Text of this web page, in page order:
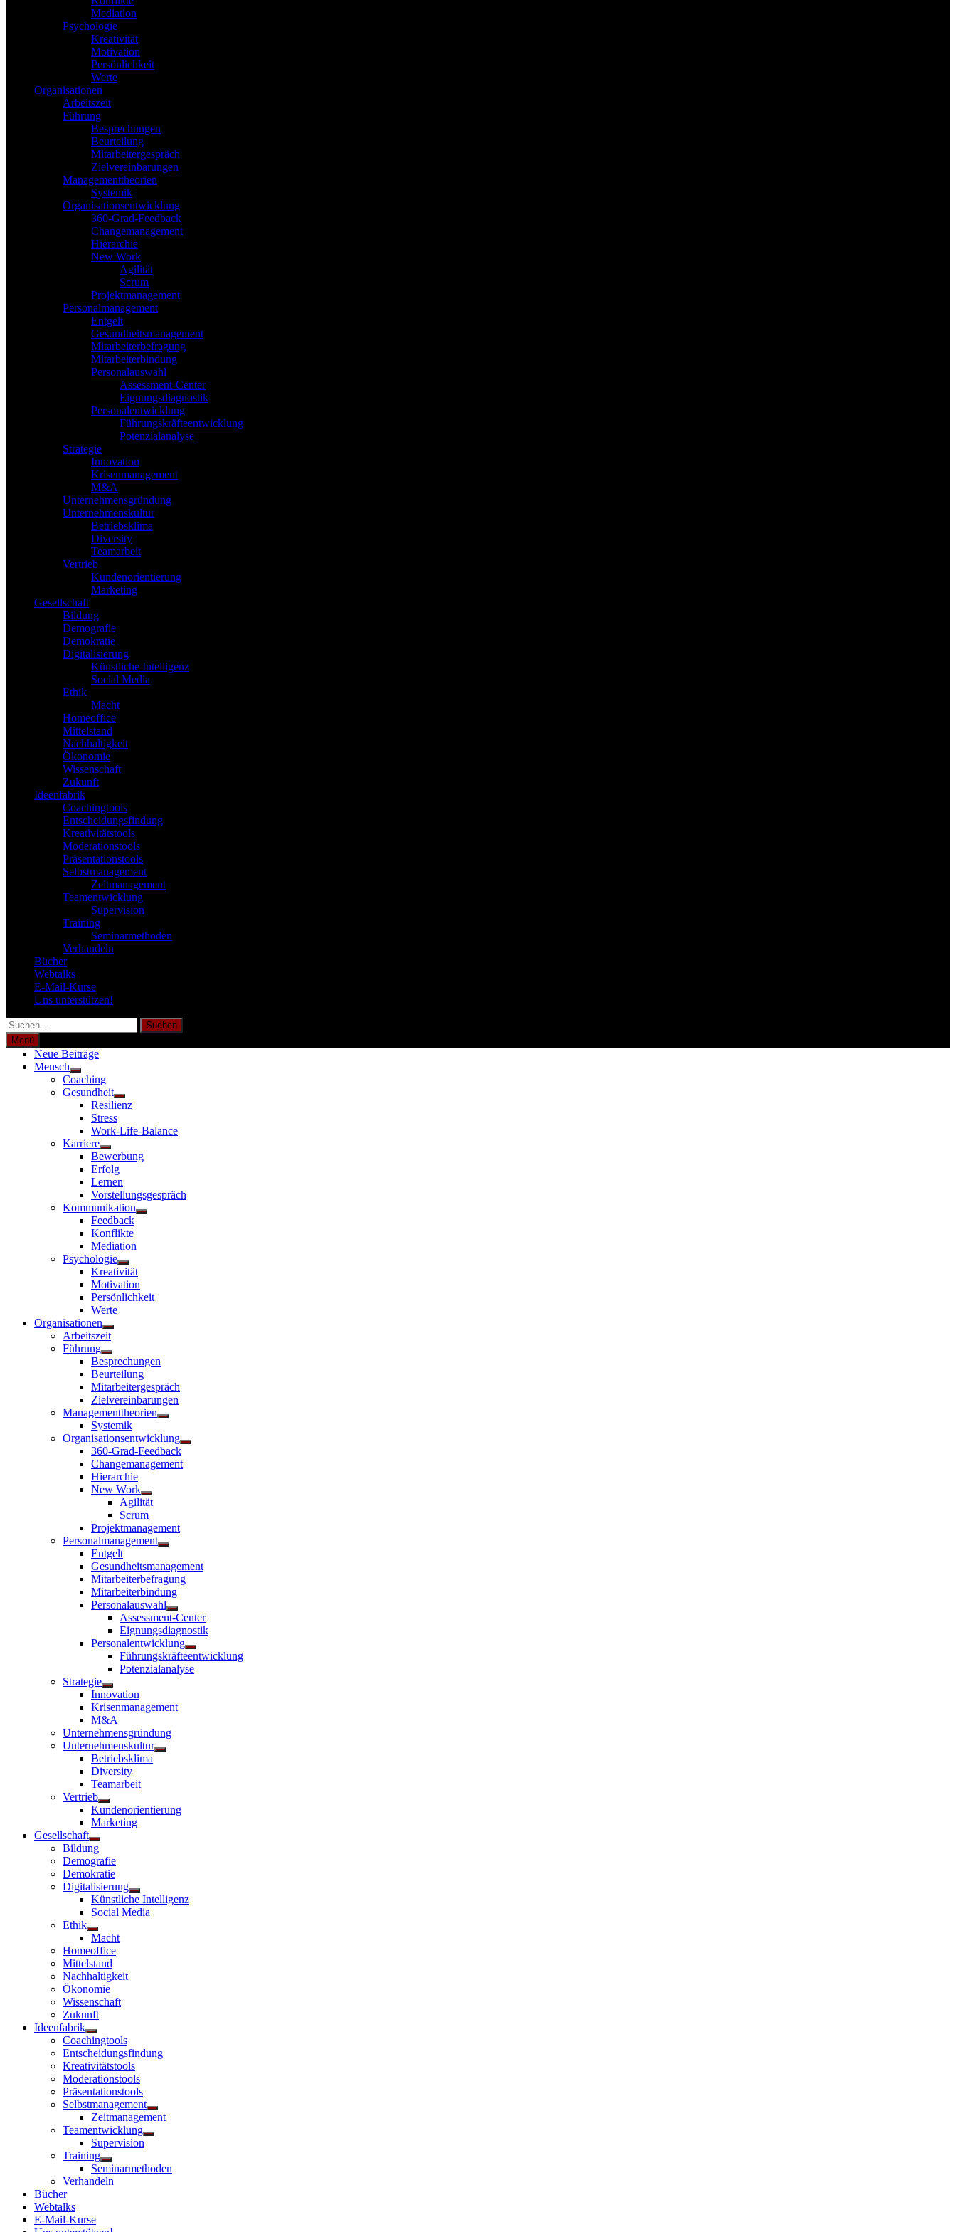
Mediation
Psychologie
Kreativität
Motivation
Persönlichkeit
Werte
Organisationen
Arbeitszeit
Führung
Besprechungen
Beurteilung
Mitarbeitergespräch
Zielvereinbarungen
Managementtheorien
Systemik
Organisationsentwicklung
360-Grad-Feedback
Changemanagement
Hierarchie
New Work
Agilität
Scrum
Projektmanagement
Personalmanagement
Entgelt
Gesundheitsmanagement
Mitarbeiterbefragung
Mitarbeiterbindung
Personalauswahl
Assessment-Center
Eignungsdiagnostik
Personalentwicklung
Führungskräfteentwicklung
Potenzialanalyse
Strategie
Innovation
Krisenmanagement
M&A
Unternehmensgründung
Unternehmenskultur
Betriebsklima
Diversity
Teamarbeit
Vertrieb
Kundenorientierung
Marketing
Gesellschaft
Bildung
Demografie
Demokratie
Digitalisierung
Künstliche Intelligenz
Social Media
Ethik
Macht
Homeoffice
Mittelstand
Nachhaltigkeit
Ökonomie
Wissenschaft
Zukunft
Ideenfabrik
Coachingtools
Entscheidungsfindung
Kreativitätstools
Moderationstools
Präsentationstools
Selbstmanagement
Zeitmanagement
Teamentwicklung
Supervision
Training
Seminarmethoden
Verhandeln
Bücher
Webtalks
E-Mail-Kurse
Uns unterstützen!
Suchen
nach:
Menü
Neue Beiträge
Mensch
Untermenü
anzeigen
Coaching
Gesundheit
Untermenü
anzeigen
Resilienz
Stress
Work-Life-Balance
Karriere
Untermenü
anzeigen
Bewerbung
Erfolg
Lernen
Vorstellungsgespräch
Kommunikation
Untermenü
Feedback
Konflikte
Mediation
Psychologie
Untermenü
anzeigen
Kreativität
Motivation
Persönlichkeit
Werte
Organisationen
Untermenü
anzeigen
Arbeitszeit
Führung
Untermenü
anzeigen
Besprechungen
Beurteilung
Mitarbeitergespräch
Zielvereinbarungen
Managementtheorien
Untermenü
Systemik
Organisationsentwicklung
Untermenü
360-Grad-Feedback
Changemanagement
Hierarchie
New Work
Untermenü
anzeigen
Agilität
Scrum
Projektmanagement
Personalmanagement
Untermenü
Entgelt
Gesundheitsmanagement
Mitarbeiterbefragung
Mitarbeiterbindung
Personalauswahl
Untermenü
anzeigen
Assessment-Center
Eignungsdiagnostik
Personalentwicklung
Untermenü
anzeigen
Führungskräfteentwicklung
Potenzialanalyse
Strategie
Untermenü
anzeigen
Innovation
Krisenmanagement
M&A
Unternehmensgründung
Unternehmenskultur
Untermenü
Betriebsklima
Diversity
Teamarbeit
Vertrieb
Untermenü
anzeigen
Kundenorientierung
Marketing
Gesellschaft
Untermenü
anzeigen
Bildung
Demografie
Demokratie
Digitalisierung
Untermenü
anzeigen
Künstliche Intelligenz
Social Media
Ethik
Untermenü
anzeigen
Macht
Homeoffice
Mittelstand
Nachhaltigkeit
Ökonomie
Wissenschaft
Zukunft
Ideenfabrik
Untermenü
anzeigen
Coachingtools
Entscheidungsfindung
Kreativitätstools
Moderationstools
Präsentationstools
Selbstmanagement
Untermenü
anzeigen
Zeitmanagement
Teamentwicklung
Untermenü
Supervision
Training
Untermenü
anzeigen
Seminarmethoden
Verhandeln
Bücher
Webtalks
E-Mail-Kurse